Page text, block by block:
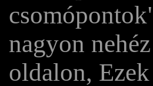
nagyon
oldalon,